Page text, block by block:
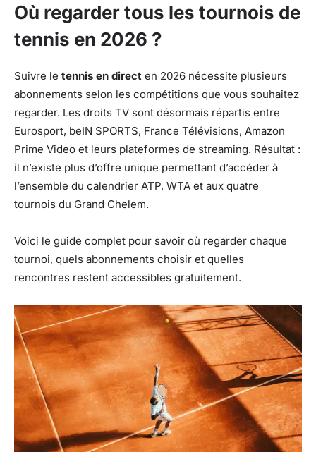
Où regarder tous les tournois de
tennis en 2026 ?
Suivre le tennis en direct en 2026 nécessite plusieurs
abonnements selon les compétitions que vous souhaitez
regarder. Les droits TV sont désormais répartis entre
Eurosport, beIN SPORTS, France Télévisions, Amazon
Prime Video et leurs plateformes de streaming. Résultat :
il n’existe plus d’offre unique permettant d’accéder à
l’ensemble du calendrier ATP, WTA et aux quatre
tournois du Grand Chelem.
Voici le guide complet pour savoir où regarder chaque
tournoi, quels abonnements choisir et quelles
rencontres restent accessibles gratuitement.